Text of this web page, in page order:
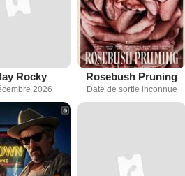
Rocky
2026
Rosebush Pruning
Date de sortie inconnue